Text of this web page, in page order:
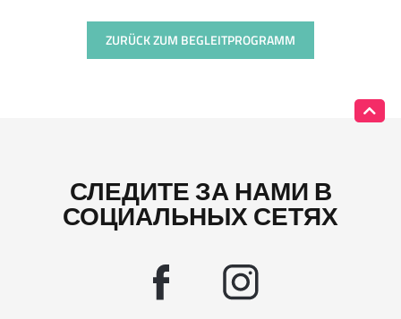
ZURÜCK ZUM BEGLEITPROGRAMM
СЛЕДИТЕ ЗА НАМИ В
СОЦИАЛЬНЫХ СЕТЯХ